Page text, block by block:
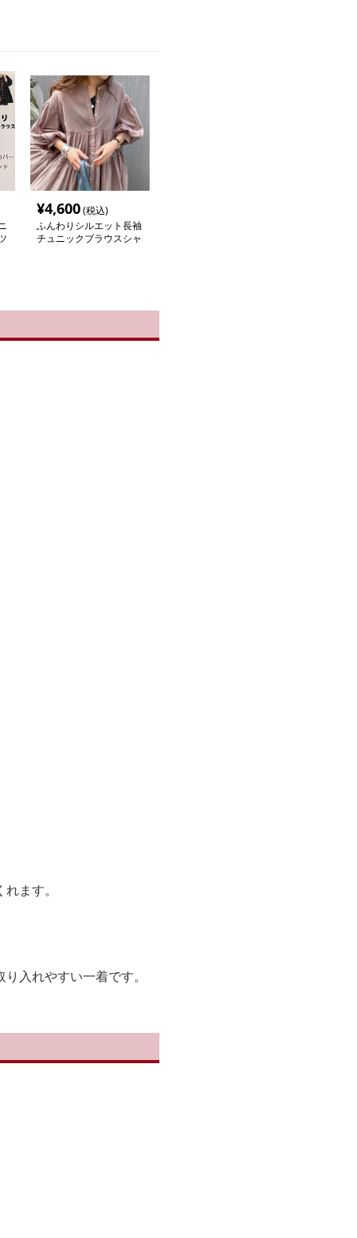
¥4,600(税込)
ふんわりシルエット長袖
チュニックブラウスシャ
ます。
入れやすい一着です。